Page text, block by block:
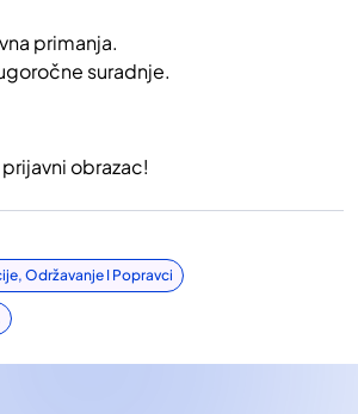
primanja.
suradnje.
obrazac!
Održavanje I Popravci